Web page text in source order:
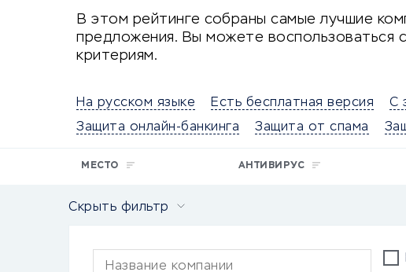
В этом рейтинге собраны самые лучшие
предложения. Вы можете воспользоваться
критериям.
На русском языке Есть бесплатная версия С
Защита онлайн-банкинга
Защита от спама
МЕСТО АНТИВИРУС
Скрыть фильтр